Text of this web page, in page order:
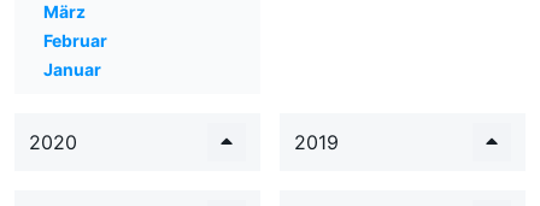
März
Februar
Januar
2020 2019